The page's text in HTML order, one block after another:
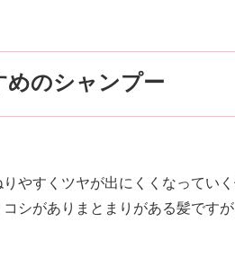
めのシャンプー
やすくツヤが出にくくなってい
シがありまとまりがある髪です